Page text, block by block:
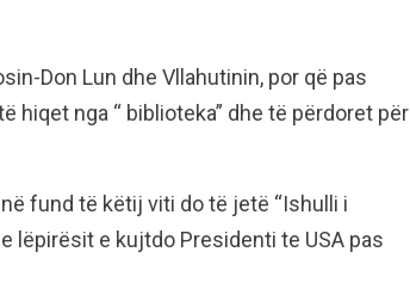
Don Lun dhe Vllahutinin, por që pas
hiqet nga “ biblioteka” dhe të përdoret për
fund të këtij viti do të jetë “Ishulli i
lëpirësit e kujtdo Presidenti te USA pas